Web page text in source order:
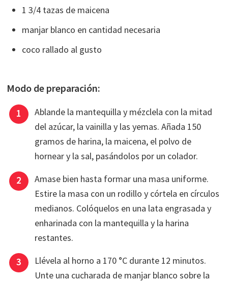
1 3/4 tazas de maicena
manjar blanco en cantidad necesaria
coco rallado al gusto
Modo de preparación:
Ablande la mantequilla y mézclela con la mitad
del azúcar, la vainilla y las yemas. Añada 150
gramos de harina, la maicena, el polvo de
hornear y la sal, pasándolos por un colador.
Amase bien hasta formar una masa uniforme.
Estire la masa con un rodillo y córtela en círculos
medianos. Colóquelos en una lata engrasada y
enharinada con la mantequilla y la harina
restantes.
Llévela al horno a 170 °C durante 12 minutos.
Unte una cucharada de manjar blanco sobre la